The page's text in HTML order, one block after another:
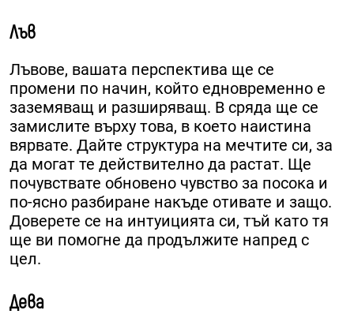
Лъв
Лъвове, вашата перспектива ще се
промени по начин, който едновременно е
заземяващ и разширяващ. В сряда ще се
замислите върху това, в което наистина
вярвате. Дайте структура на мечтите си, за
да могат те действително да растат. Ще
почувствате обновено чувство за посока и
по-ясно разбиране накъде отивате и защо.
Доверете се на интуицията си, тъй като тя
ще ви помогне да продължите напред с
цел.
Дева